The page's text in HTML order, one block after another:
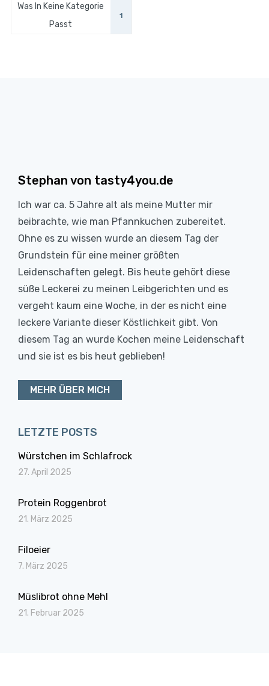
Was In Keine Kategorie
Passt
1
Stephan von tasty4you.de
Ich war ca. 5 Jahre alt als meine Mutter mir
beibrachte, wie man Pfannkuchen zubereitet.
Ohne es zu wissen wurde an diesem Tag der
Grundstein für eine meiner größten
Leidenschaften gelegt. Bis heute gehört diese
süße Leckerei zu meinen Leibgerichten und es
vergeht kaum eine Woche, in der es nicht eine
leckere Variante dieser Köstlichkeit gibt. Von
diesem Tag an wurde Kochen meine Leidenschaft
und sie ist es bis heut geblieben!
MEHR ÜBER MICH
LETZTE POSTS
Würstchen im Schlafrock
27. April 2025
Protein Roggenbrot
21. März 2025
Filoeier
7. März 2025
Müslibrot ohne Mehl
21. Februar 2025